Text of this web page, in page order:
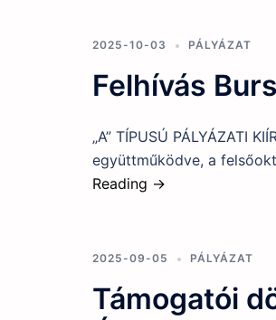
2025-10-03 PÁLYÁZAT
Felhívás
„A” TÍPUSÚ PÁLYÁZATI
együttműködve, a
Reading →
2025-09-05 PÁLYÁZAT
Támogatói